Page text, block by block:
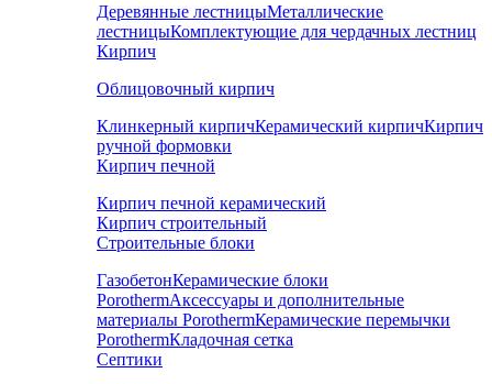
Деревянные лестницыМеталлические
лестницыКомплектующие для чердачных лестниц
Кирпич
Облицовочный кирпич
Клинкерный кирпичКерамический кирпичКирпич
ручной формовки
Кирпич печной
Кирпич печной керамический
Кирпич строительный
Строительные блоки
ГазобетонКерамические блоки
PorothermАксессуары и дополнительные
материалы PorothermКерамические перемычки
PorothermКладочная сетка
Септики